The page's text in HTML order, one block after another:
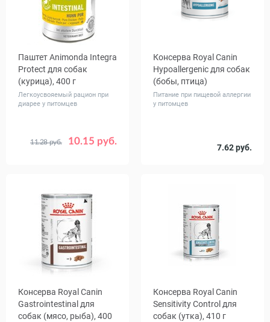
Паштет Animonda Integra
Protect для собак
(курица), 400 г
Легкоусвояемый рацион при
диарее у питомцев
10.15 руб.
11.28 руб.
Количество
1 6
Консерва Royal Canin
Hypoallergenic для собак
(бобы, птица)
Питание при пищевой аллергии
у питомцев
7.62 руб.
200 400
Консерва Royal Canin
Gastrointestinal для
собак (мясо, рыба), 400
Консерва Royal Canin
Sensitivity Control для
собак (утка), 410 г